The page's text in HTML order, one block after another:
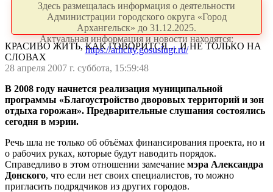
Здесь размещалась информация о деятельности
Администрации городского округа «Город
Архангельск» до 31.12.2025.
Актуальная информация и новости находятся:
https://arhcity.gosuslugi.ru/
КРАСИВО ЖИТЬ, КАК ГОВОРИТСЯ… И НЕ ТОЛЬКО НА
СЛОВАХ
28 апреля 2007 г. суббота, 15:59:48
В 2008 году начнется реализация муниципальной
программы «Благоустройство дворовых территорий и зон
отдыха горожан». Предварительные слушания состоялись
сегодня в мэрии.
Речь шла не только об объёмах финансирования проекта, но и
о рабочих руках, которые будут наводить порядок.
Справедливо в этом отношении замечание мэра Александра
Донского, что если нет своих специалистов, то можно
пригласить подрядчиков из других городов.